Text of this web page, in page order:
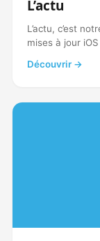
L’actu
L’actu, c’est
mises à jour
Découvrir →